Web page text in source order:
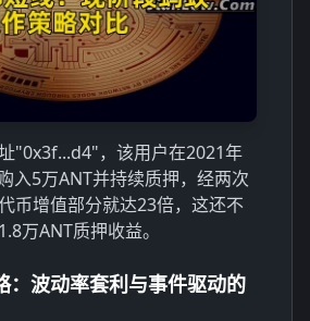
"0x3f...d4"，该用户在2021年
入5万ANT并持续质押，经两次
币增值部分就达23倍，这还不
万ANT质押收益。
：波动率套利与事件驱动的